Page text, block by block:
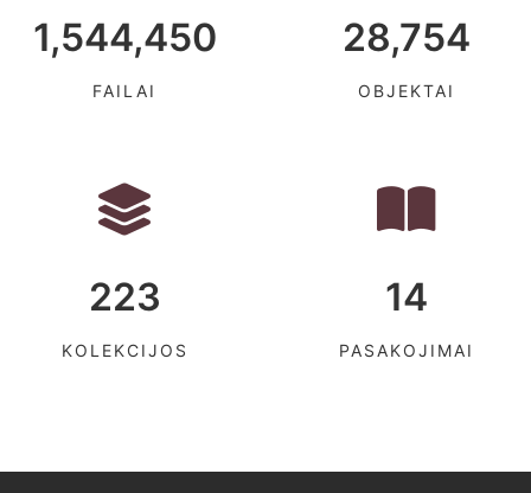
1,544,450
FAILAI
28,754
OBJEKTAI
223
KOLEKCIJOS
14
PASAKOJIMAI